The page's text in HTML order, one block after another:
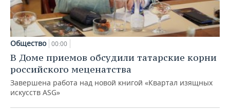
Общество 00:00
В Доме приемов обсудили татарские корни
российского меценатства
Завершена работа над новой книгой «Квартал изящных
искусств ASG»